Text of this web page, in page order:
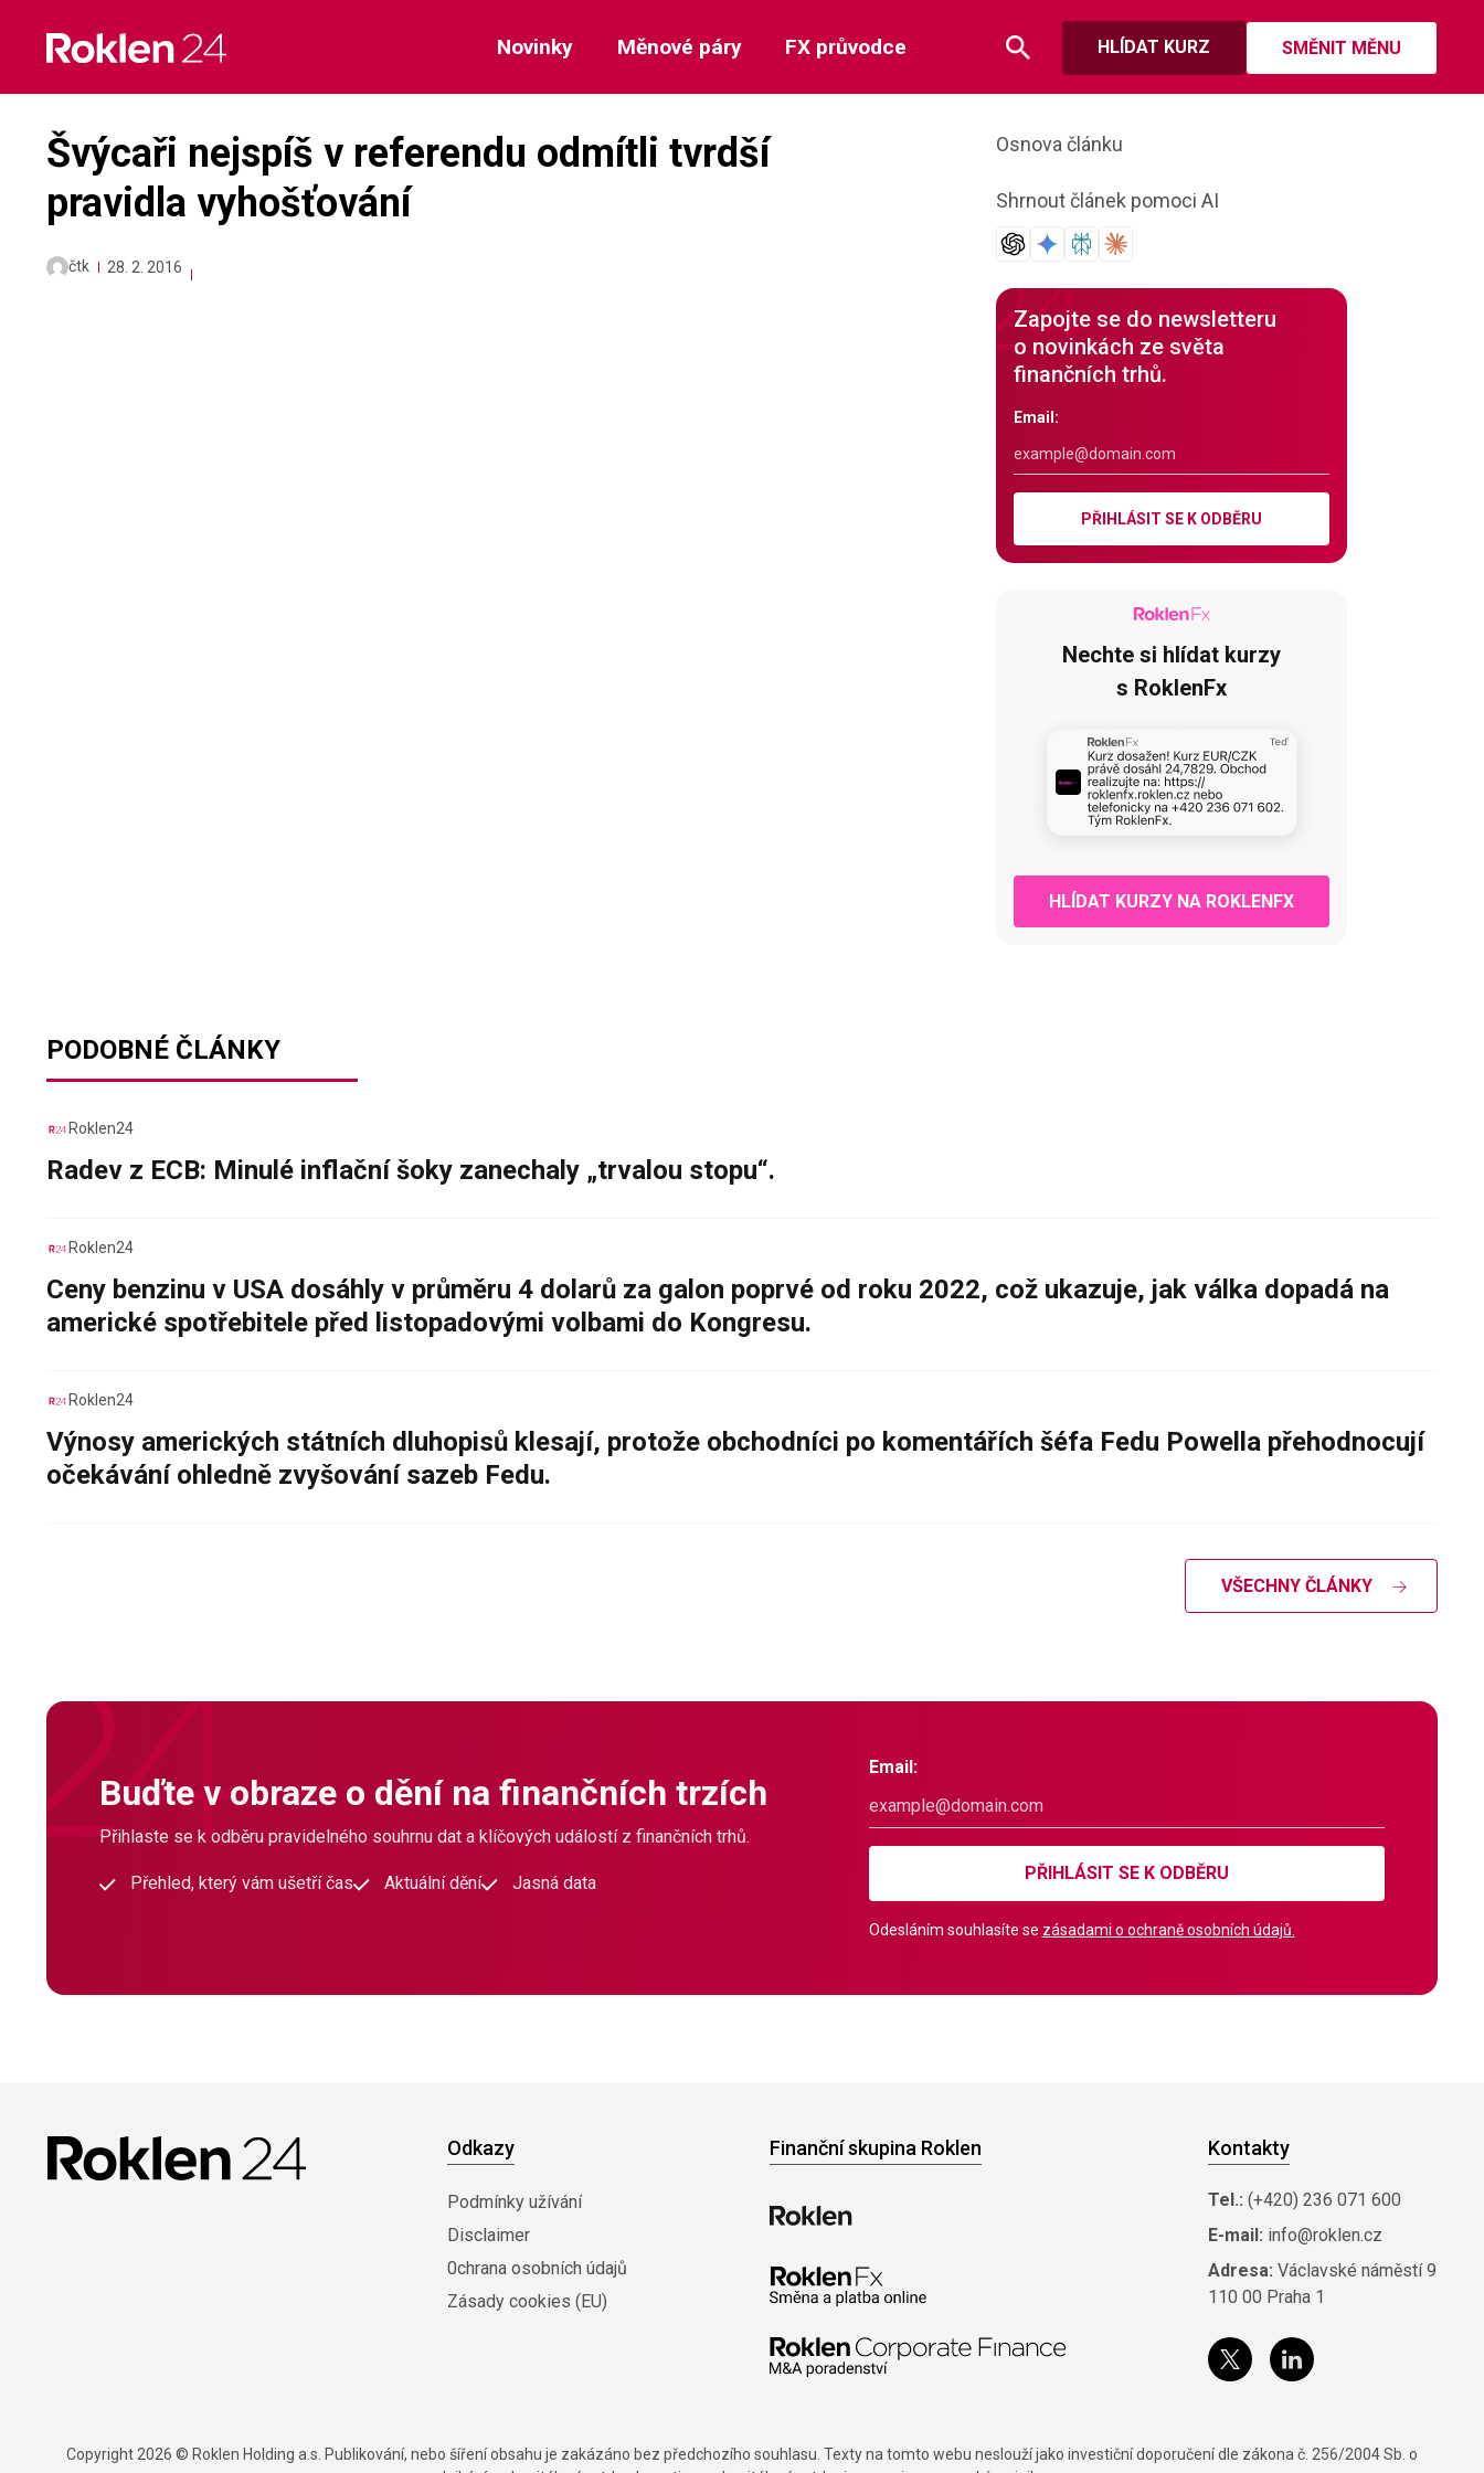
content
HLÍDAT KURZ SMĚNIT MĚNU
Novinky Měnové páry FX průvodce
Švýcaři nejspíš v referendu odmítli tvrdší
pravidla vyhošťování
čtk 28. 2. 2016
Osnova článku
Shrnout článek pomoci AI
Zapojte se do newsletteru
o novinkách ze světa
finančních trhů.
Email:
PŘIHLÁSIT SE K ODBĚRU
Nechte si hlídat kurzy
s RoklenFx
HLÍDAT KURZY NA ROKLENFX
PODOBNÉ ČLÁNKY
Roklen24
Radev z ECB: Minulé inflační šoky zanechaly „trvalou stopu“.
Roklen24
Ceny benzinu v USA dosáhly v průměru 4 dolarů za galon poprvé od roku 2022, což ukazuje, jak válka dopadá na
americké spotřebitele před listopadovými volbami do Kongresu.
Roklen24
Výnosy amerických státních dluhopisů klesají, protože obchodníci po komentářích šéfa Fedu Powella přehodnocují
očekávání ohledně zvyšování sazeb Fedu.
VŠECHNY ČLÁNKY
Buďte v obraze o dění na finančních trzích
Přihlaste se k odběru pravidelného souhrnu dat a klíčových událostí z finančních trhů.
Přehled, který vám ušetří čas Aktuální dění Jasná data
Email:
PŘIHLÁSIT SE K ODBĚRU
Odesláním souhlasíte se zásadami o ochraně osobních údajů.
Odkazy
Podmínky užívání
Disclaimer
0chrana osobních údajů
Zásady cookies (EU)
Finanční skupina Roklen Kontakty
Tel.: (+420) 236 071 600
E-mail: info@roklen.cz
Adresa: Václavské náměstí 9
110 00 Praha 1
Copyright 2026 © Roklen Holding a.s. Publikování, nebo šíření obsahu je zakázáno bez předchozího souhlasu. Texty na tomto webu neslouží jako investiční doporučení dle zákona č. 256/2004 Sb. o